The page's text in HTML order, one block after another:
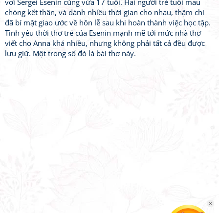
với Sergei Esenin cũng vừa 17 tuổi. Hai người trẻ tuổi mau
chóng kết thân, và dành nhiều thời gian cho nhau, thậm chí
đã bí mật giao ước về hôn lễ sau khi hoàn thành việc học tập.
Tình yêu thời thơ trẻ của Esenin mạnh mẽ tới mức nhà thơ
viết cho Anna khá nhiều, nhưng không phải tất cả đều được
lưu giữ. Một trong số đó là bài thơ này.